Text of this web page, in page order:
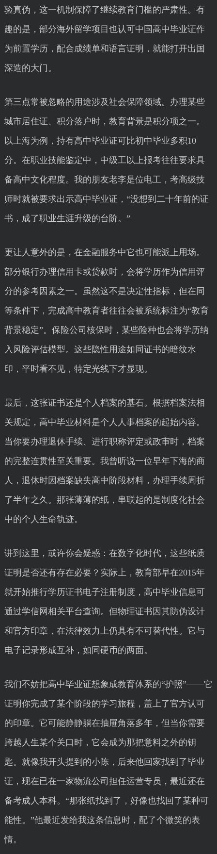
验真伪，这一机制保障了继续教育门槛的严肃性。有
趣的是，部分海外留学项目也认可中国高中毕业证作
为前置学历，配合成绩单和语言证明，就能打开出国
深造的大门。
第三点常被忽略的用途涉及社会保障领域。办理某些
城市居住证、积分落户时，教育背景是积分项之一。
以上海为例，持有高中毕业证可比初中毕业多积10
分。在职业技能鉴定中，中级工以上报考往往要求具
备高中文化程度。我的朋友老李是位电工，考高级技
师时就被要求出示高中毕业证，“没想到二十年前的证
书，成了职业生涯升级的台阶。”
更让人意外的是，在金融服务中它也可能派上用场。
部分银行办理信用卡或贷款时，会将学历作为信用评
分的参考因素之一。虽然这不是决定性指标，但在同
等条件下，完成高中教育者往往会被系统标注为“教育
背景稳定”。保险公司核保时，某些险种也会将学历纳
入风险评估模型。这些隐性用途如同证书的暗纹水
印，平时看不见，特定光线下才显现。
最后，这张证书还是个人档案的基石。根据档案法相
关规定，高中毕业材料是个人人事档案的起始内容。
当你要办理退休手续、进行职称评定或政审时，档案
的完整连贯性至关重要。我曾听说一位早年下海的商
人，退休时因档案缺失高中阶段材料，办理手续周折
了半年之久。那张薄薄的纸，串联起的是制度化社会
中的个人生命轨迹。
讲到这里，或许你会疑惑：在数字化时代，这些纸质
证明是否还有存在必要？实际上，教育部早在2015年
就开始推行学历证书电子注册制度，高中毕业信息可
通过学信网相关平台查询。但物理证书因其防伪设计
和官方印章，在法律效力上仍具有不可替代性。它与
电子记录形成互补，如同硬币的两面。
我们不妨把高中毕业证想象成教育体系的“护照”——它
证明你完成了某个阶段的学习旅程，盖上了官方认可
的印章。它可能静静躺在抽屉角落多年，但当你需要
跨越人生某个关口时，它会成为那把意料之外的钥
匙。就像我开头提到的小陈，后来他回家找到了毕业
证，现在已在一家物流公司担任运营专员，最近还在
备考成人本科。“那张纸找到了，好像也找回了某种可
能性。”他最近发给我这条信息时，配了个微笑的表
情。